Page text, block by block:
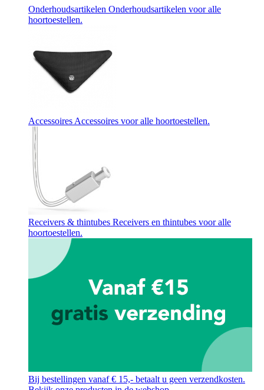
Onderhoudsartikelen Onderhoudsartikelen voor alle
hoortoestellen.
Accessoires Accessoires voor alle hoortoestellen.
Receivers & thintubes Receivers en thintubes voor alle
hoortoestellen.
Bij bestellingen vanaf € 15,- betaalt u geen verzendkosten.